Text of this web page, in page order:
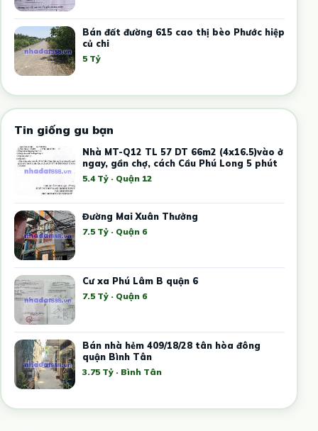
Bán đất đường 615 cao thị bèo Phước hiệp
củ chi
5 Tỷ
Tin giống gu bạn
Nhà MT-Q12 TL 57 DT 66m2 (4x16.5)vào ở
ngay, gần chợ, cách Cầu Phú Long 5 phút
5.4 Tỷ · Quận 12
Đường Mai Xuân Thưởng
7.5 Tỷ · Quận 6
Cư xa Phú Lâm B quận 6
7.5 Tỷ · Quận 6
Bán nhà hẻm 409/18/28 tân hòa đông
quận Bình Tân
3.75 Tỷ · Bình Tân